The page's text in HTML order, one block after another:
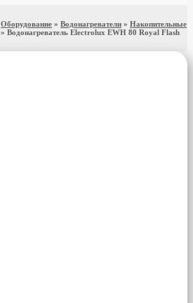
Оборудование » Водонагреватели » Накопительные
» Водонагреватель Electrolux EWH 80 Royal Flash